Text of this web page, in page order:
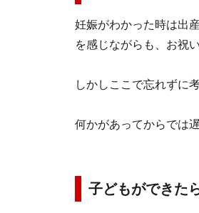
妊娠がわかった時は出
を感じながらも、お祝
しかしここで忘れずに
何かがあってからでは
子どもができた